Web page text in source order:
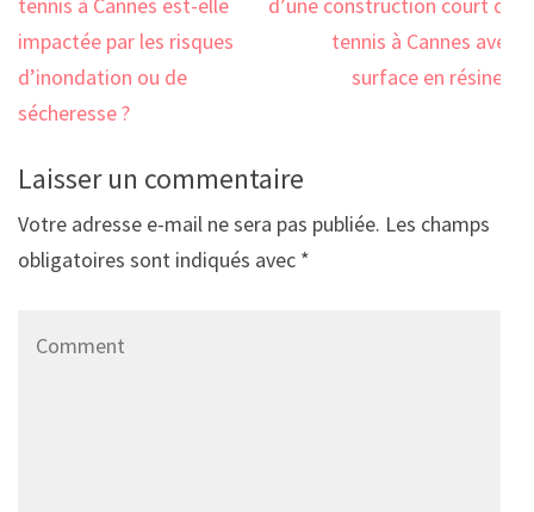
de
l’article
tennis à Cannes est-elle
impactée par les risques
d’inondation ou de
sécheresse ?
d’une construction court de
tennis à Cannes avec
surface en résine ?
Laisser un commentaire
Votre adresse e-mail ne sera pas publiée. Les champs
obligatoires sont indiqués avec *